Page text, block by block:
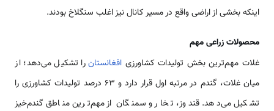
اینکه بخشی از اراضی واقع در مسیر کانال نیز اغلب سنگلاخ بودند.
محصولات زراعی مهم
غلات مهم‌ترین بخش تولیدات کشاورزی افغانستانرا تشکیل می‌دهد؛ از
میان غلات، گندم در مرتبه اول قرار دارد و ۶۳ درصد تولیدات کشاورزی را
تشکیل می‌دهد. قندوز، تخار و سمنگان از مهم‌ترین مناطق گندم‌خیز